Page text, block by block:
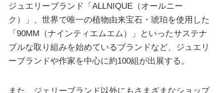
ジュエリーブランド「ALLNIQUE（オールニー
ク）」、世界で唯一の植物由来宝石・琥珀を使用した
「90MM（ナインティエムエム）」といったサステナ
ブルな取り組みを始めているブランドなど、ジュエリ
ーブランドや作家を中心に約100組が出展する。
また、ジェリーブランド以外にもさまざまなショップ